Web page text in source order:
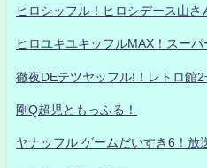
ヒロシッフル！ヒロシデース山さ
ヒロユキユキッフルMAX！スーパ
徹夜DEテツヤッフル!！レトロ館2
剛Q超児ともっふる！
ヤナッフル ゲームだいすき6！放